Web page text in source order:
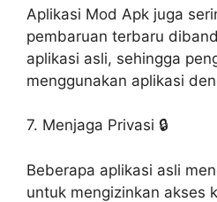
Aplikasi Mod Apk juga
pembaruan terbaru
aplikasi asli, sehingga
menggunakan aplikasi
7. Menjaga Privasi 🔒
Beberapa aplikasi asli
untuk mengizinkan akses